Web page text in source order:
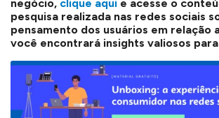
negócio, clique aqui e acesse o
pesquisa realizada nas redes sociais
pensamento dos usuários em relação
você encontrará insights valiosos